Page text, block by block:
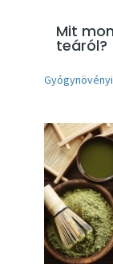
Mit
teáról?